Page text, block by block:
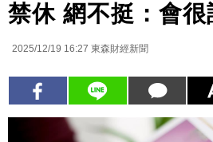
禁休 網不挺：會很
2025/12/19 16:27 東森財經新聞